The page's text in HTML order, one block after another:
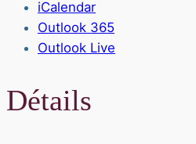
iCalendar
Outlook 365
Outlook Live
Détails